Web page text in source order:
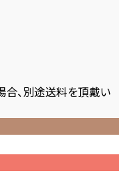
合、別途送料を頂戴い